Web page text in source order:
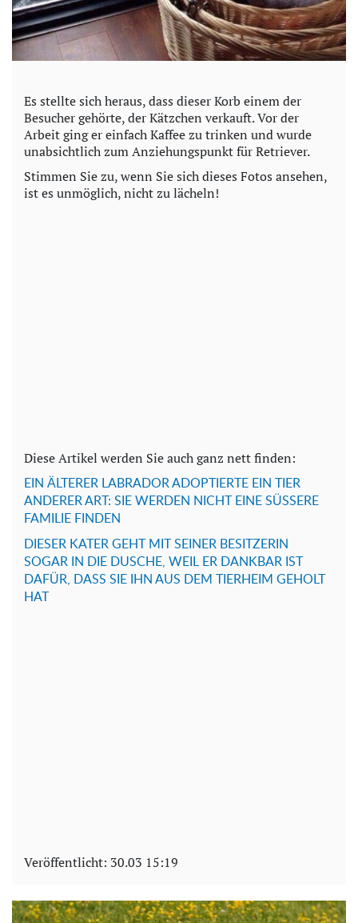
Es stellte sich heraus, dass dieser Korb einem der
Besucher gehörte, der Kätzchen verkauft. Vor der
Arbeit ging er einfach Kaffee zu trinken und wurde
unabsichtlich zum Anziehungspunkt für Retriever.
Stimmen Sie zu, wenn Sie sich dieses Fotos ansehen,
ist es unmöglich, nicht zu lächeln!
Diese Artikel werden Sie auch ganz nett finden:
EIN ÄLTERER LABRADOR ADOPTIERTE EIN TIER
ANDERER ART: SIE WERDEN NICHT EINE SÜSSERE
FAMILIE FINDEN
DIESER KATER GEHT MIT SEINER BESITZERIN
SOGAR IN DIE DUSCHE, WEIL ER DANKBAR IST
DAFÜR, DASS SIE IHN AUS DEM TIERHEIM GEHOLT
HAT
Veröffentlicht: 30.03 15:19